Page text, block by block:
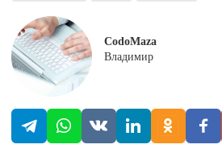
CodoMaza
Владимир